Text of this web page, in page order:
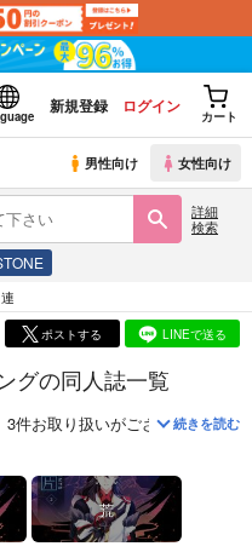
新規登録 ログイン
カート
男性向け 女性向け
詳細
検索
ポストする LINEで送る
グの同人誌一覧
3件お取り扱いがございます。「
続きを読む
荒